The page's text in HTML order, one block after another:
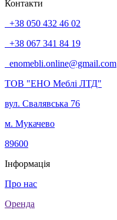
Контакти
+38 050 432 46 02
+38 067 341 84 19
enomebli.online@gmail.com
ТОВ "ЕНО Меблі ЛТД"
вул. Свалявська 76
м. Мукачево
89600
Інформація
Про нас
Оренда